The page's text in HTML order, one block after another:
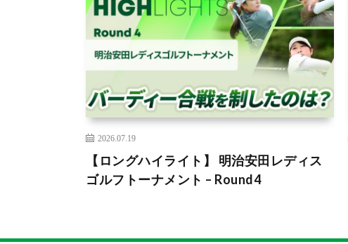
2026.07.19
【ロングハイライト】 明治安田レディス
ゴルフトーナメント – Round4